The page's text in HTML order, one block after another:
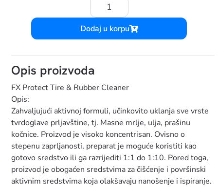
Količina:
Dodaj u korpu
Opis proizvoda
FX Protect Tire & Rubber Cleaner
Opis:
Zahvaljujući aktivnoj formuli, učinkovito uklanja sve vrste
tvrdoglave prljavštine, tj. Masne mrlje, ulja, prašinu
kočnice. Proizvod je visoko koncentrisan. Ovisno o
stepenu zaprljanosti, preparat je moguće koristiti kao
gotovo sredstvo ili ga razrijediti 1:1 do 1:10. Pored toga,
proizvod je obogaćen sredstvima za čišćenje i površinski
aktivnim sredstvima koja olakšavaju nanošenje i ispiranje.